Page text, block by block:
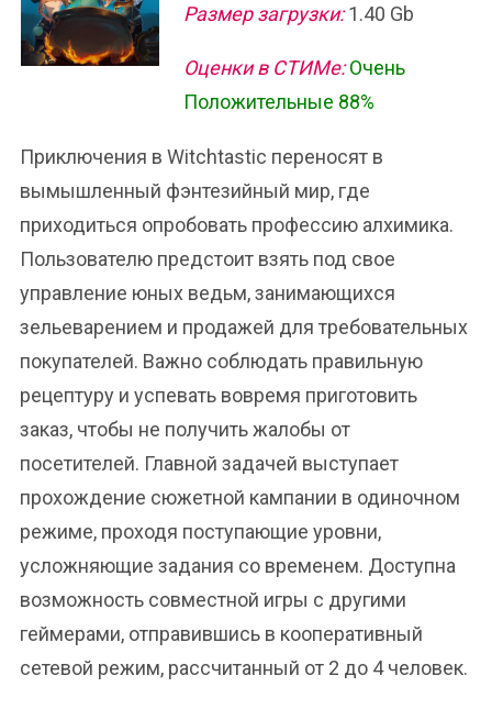
Размер загрузки:1.40 Gb
Оценки в СТИМе: Очень
Положительные 88%
Приключения в Witchtastic переносят в
вымышленный фэнтезийный мир, где
приходиться опробовать профессию алхимика.
Пользователю предстоит взять под свое
управление юных ведьм, занимающихся
зельеварением и продажей для требовательных
покупателей. Важно соблюдать правильную
рецептуру и успевать вовремя приготовить
заказ, чтобы не получить жалобы от
посетителей. Главной задачей выступает
прохождение сюжетной кампании в одиночном
режиме, проходя поступающие уровни,
усложняющие задания со временем. Доступна
возможность совместной игры с другими
геймерами, отправившись в кооперативный
сетевой режим, рассчитанный от 2 до 4 человек.